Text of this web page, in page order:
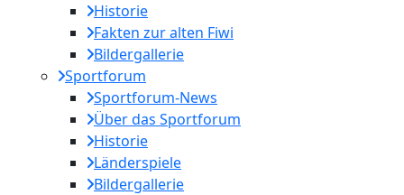
Historie
Fakten zur alten Fiwi
Bildergallerie
Sportforum
Sportforum-News
Über das Sportforum
Historie
Länderspiele
Bildergallerie